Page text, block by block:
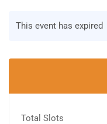
This event has expired
Total Slots